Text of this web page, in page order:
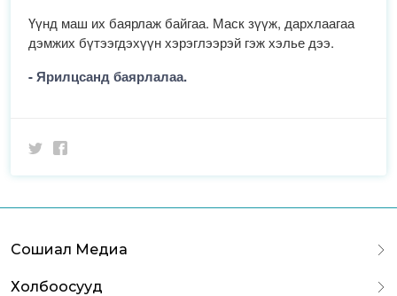
Үүнд маш их баярлаж байгаа. Маск зүүж, дархлаагаа
дэмжих бүтээгдэхүүн хэрэглээрэй гэж хэлье дээ.
- Ярилцсанд баярлалаа.
Сошиал Медиа
Холбоосууд